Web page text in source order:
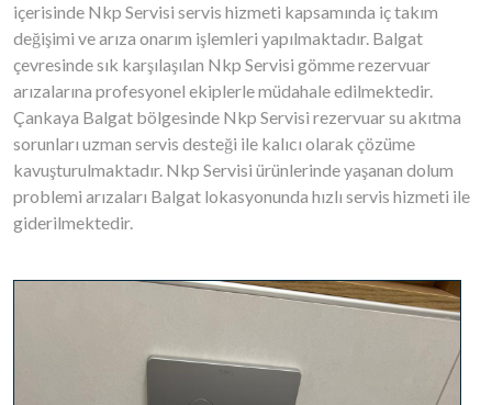
içerisinde Nkp Servisi servis hizmeti kapsamında iç takım
değişimi ve arıza onarım işlemleri yapılmaktadır. Balgat
çevresinde sık karşılaşılan Nkp Servisi gömme rezervuar
arızalarına profesyonel ekiplerle müdahale edilmektedir.
Çankaya Balgat bölgesinde Nkp Servisi rezervuar su akıtma
sorunları uzman servis desteği ile kalıcı olarak çözüme
kavuşturulmaktadır. Nkp Servisi ürünlerinde yaşanan dolum
problemi arızaları Balgat lokasyonunda hızlı servis hizmeti ile
giderilmektedir.